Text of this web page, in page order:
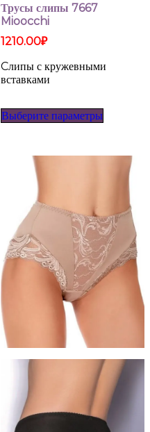
Трусы слипы 7667
Mioocchi
1210.00₽
Cлипы с кружевными
вставками
Выберите параметры
вариаций.
Опции
выбрать
странице
товара.